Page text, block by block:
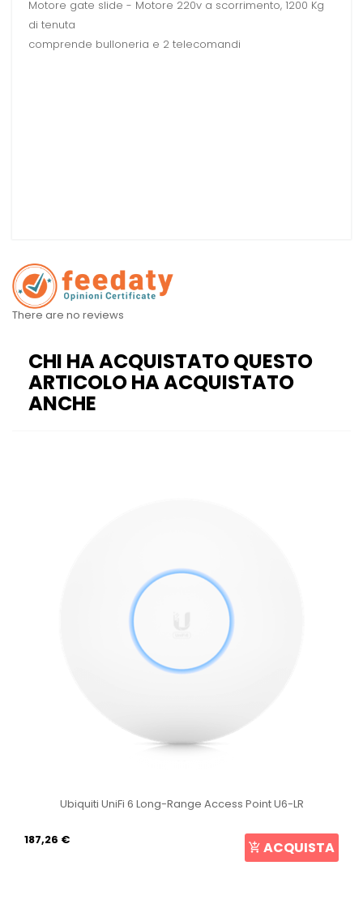
Motore gate slide - Motore 220v a scorrimento, 1200 Kg
di tenuta
comprende bulloneria e 2 telecomandi
There are no reviews
CHI HA ACQUISTATO QUESTO
ARTICOLO HA ACQUISTATO
ANCHE
Ubiquiti UniFi 6 Long-Range Access Point U6-LR
187,26 € ACQUISTA